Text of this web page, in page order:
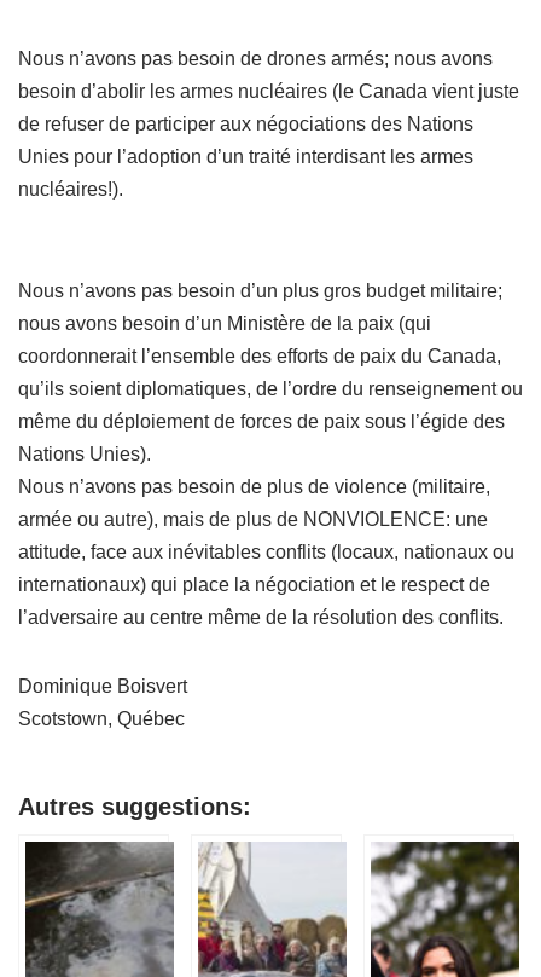
Nous n’avons pas besoin de drones armés; nous avons
besoin d’abolir les armes nucléaires (le Canada vient juste
de refuser de participer aux négociations des Nations
Unies pour l’adoption d’un traité interdisant les armes
nucléaires!).
Nous n’avons pas besoin d’un plus gros budget militaire;
nous avons besoin d’un Ministère de la paix (qui
coordonnerait l’ensemble des efforts de paix du Canada,
qu’ils soient diplomatiques, de l’ordre du renseignement ou
même du déploiement de forces de paix sous l’égide des
Nations Unies).
Nous n’avons pas besoin de plus de violence (militaire,
armée ou autre), mais de plus de NONVIOLENCE: une
attitude, face aux inévitables conflits (locaux, nationaux ou
internationaux) qui place la négociation et le respect de
l’adversaire au centre même de la résolution des conflits.
Dominique Boisvert
Scotstown, Québec
Autres suggestions: